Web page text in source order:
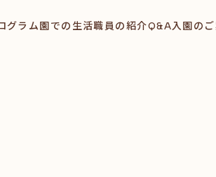
グラム 園での生活職員の紹介Q&A入園の